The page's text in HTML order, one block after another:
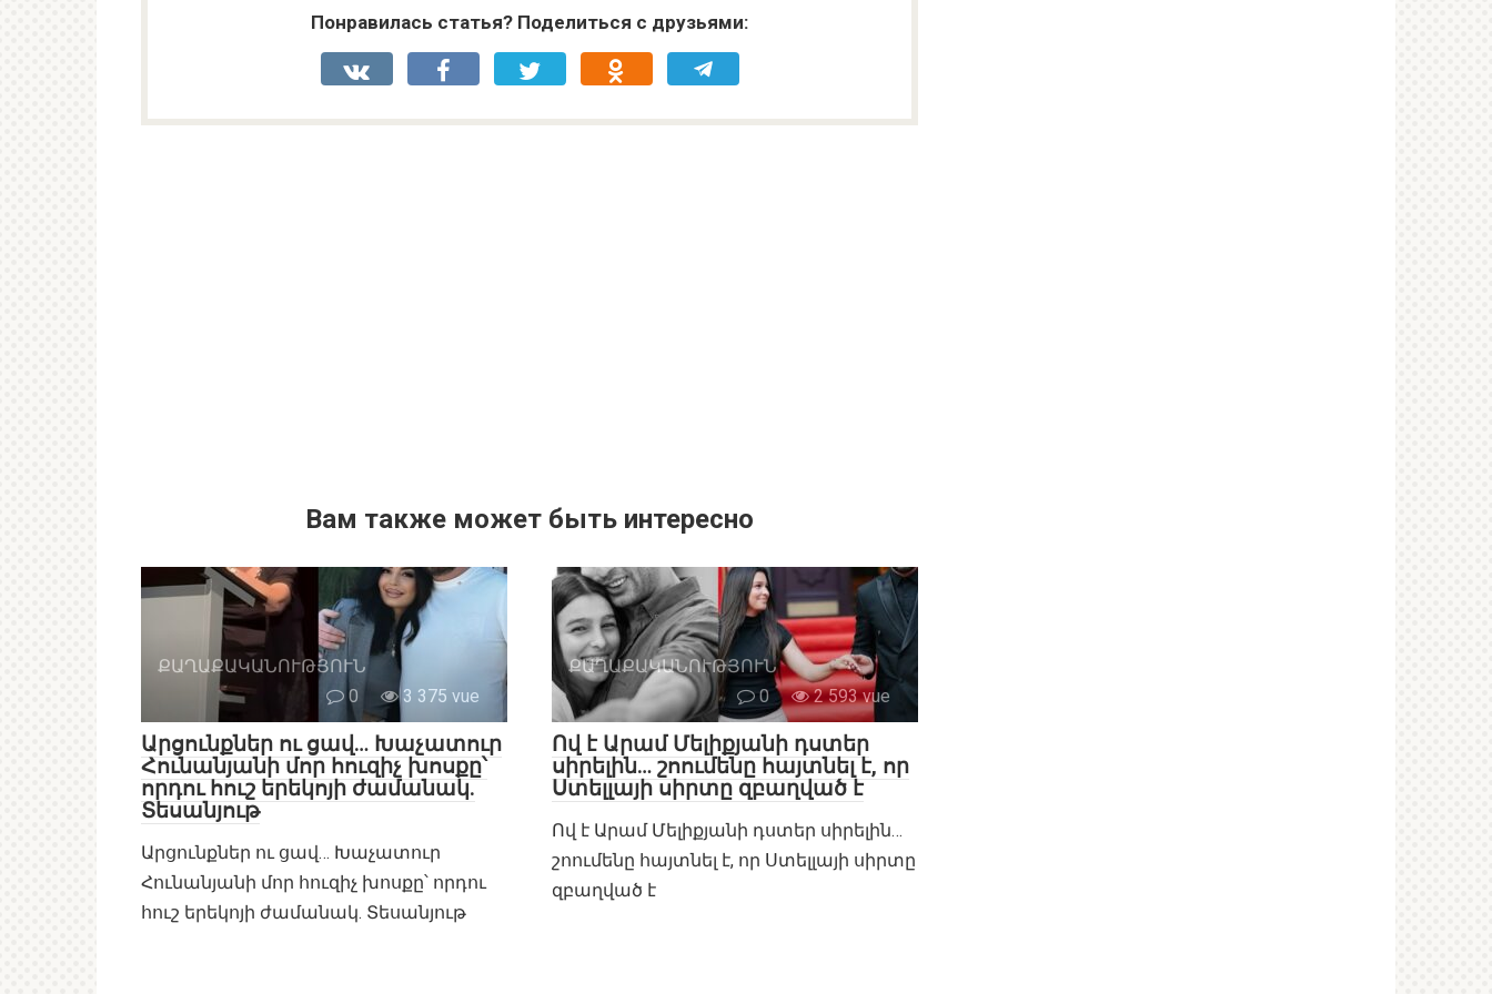
Понравилась статья? Поделиться с друзьями:
Вам также может быть интересно
ՔԱՂԱՔԱԿԱՆՈՒԹՅՈՒՆ
0
3 375 vue
Արցունքներ ու ցավ… Խաչատուր
Հունանյանի մոր հուզիչ խոսքը՝
որդու հուշ երեկոյի ժամանակ.
Տեսանյութ
Արցունքներ ու ցավ… Խաչատուր
Հունանյանի մոր հուզիչ խոսքը՝ որդու
հուշ երեկոյի ժամանակ. Տեսանյութ
ՔԱՂԱՔԱԿԱՆՈՒԹՅՈՒՆ
0
2 593 vue
Ով է Արամ Մելիքյանի դստեր
սիրելին… շոումենը հայտնել է, որ
Ստելլայի սիրտը զբաղված է
Ով է Արամ Մելիքյանի դստեր սիրելին…
շոումենը հայտնել է, որ Ստելլայի սիրտը
զբաղված է